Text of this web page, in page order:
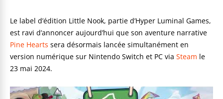
Le label d’édition Little Nook, partie d’Hyper Luminal Games,
est ravi d’annoncer aujourd’hui que son aventure narrative
Pine Hearts sera désormais lancée simultanément en
version numérique sur Nintendo Switch et PC via Steam le
23 mai 2024.